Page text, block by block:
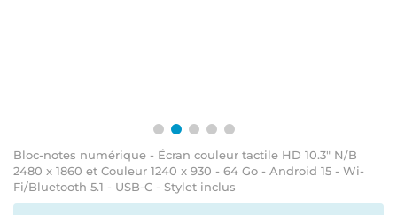
Bloc-notes numérique - Écran couleur tactile HD 10.3" N/B
2480 x 1860 et Couleur 1240 x 930 - 64 Go - Android 15 - Wi-
Fi/Bluetooth 5.1 - USB-C - Stylet inclus